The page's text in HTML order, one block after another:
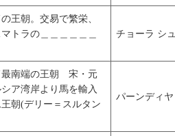
王朝。交易で繁栄、
トラの＿＿＿＿＿＿
チョーラ シ
最南端の王朝 宋・元
ア湾岸より馬を輸入
朝(デリー＝スルタン
パーンディ